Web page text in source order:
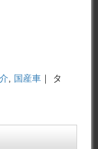
国産車 ｜ タ